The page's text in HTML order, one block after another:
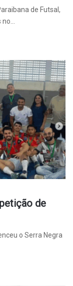
de Futsal,
no…
de
o Serra Negra